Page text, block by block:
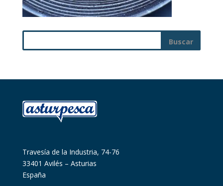
Travesía de la Industria, 74-76
33401 Avilés – Asturias
España